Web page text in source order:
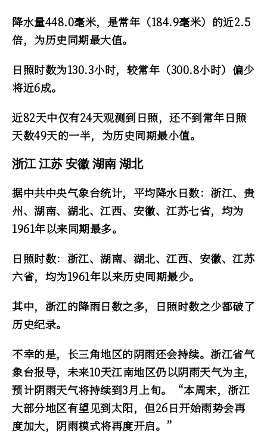
降水量448.0毫米，是常年（184.9毫米）的近2.5
倍，为历史同期最大值。
日照时数为130.3小时，较常年（300.8小时）偏少
将近6成。
近82天中仅有24天观测到日照，还不到常年日照
天数49天的一半，为历史同期最小值。
浙江 江苏 安徽 湖南 湖北
据中共中央气象台统计，平均降水日数：浙江、贵
州、湖南、湖北、江西、安徽、江苏七省，均为
1961年以来同期最多。
日照时数：浙江、湖南、湖北、江西、安徽、江苏
六省，均为1961年以来历史同期最少。
其中，浙江的降雨日数之多，日照时数之少都破了
历史纪录。
不幸的是，长三角地区的阴雨还会持续。浙江省气
象台报导，未来10天江南地区仍以阴雨天气为主，
预计阴雨天气将持续到3月上旬。“本周末，浙江
大部分地区有望见到太阳，但26日开始雨势会再
度加大，阴雨模式将再度开启。”